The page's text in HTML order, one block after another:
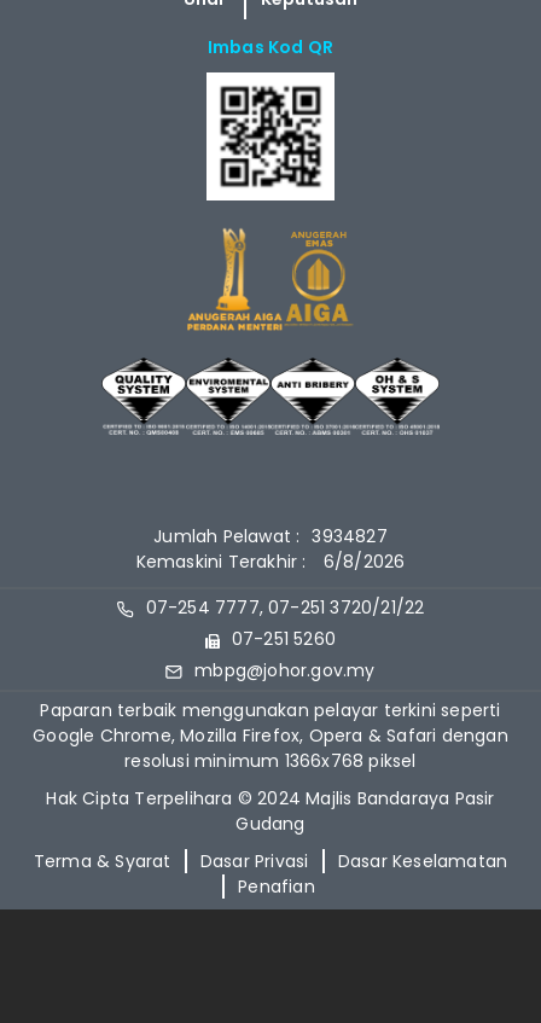
Imbas Kod QR
Jumlah Pelawat : 3934827
Kemaskini Terakhir :
6/8/2026
07-254 7777, 07-251 3720/21/22
07-251 5260
mbpg@johor.gov.my
Paparan terbaik menggunakan pelayar terkini seperti
Google Chrome, Mozilla Firefox, Opera & Safari dengan
resolusi minimum 1366x768 piksel
Hak Cipta Terpelihara © 2024 Majlis Bandaraya Pasir
Gudang
Terma & Syarat
Dasar Privasi
Dasar Keselamatan
Penafian